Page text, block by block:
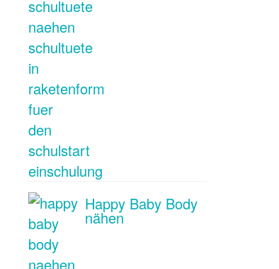
Happy Baby Body
nähen